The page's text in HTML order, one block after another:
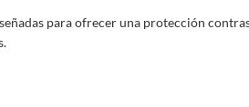
para ofrecer una protección